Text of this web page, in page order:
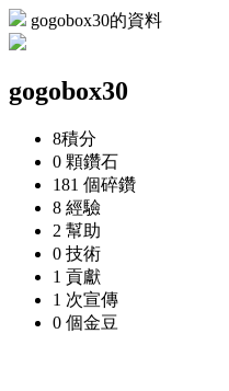
gogobox30的資料
gogobox30
8積分
0 顆鑽石
181 個碎鑽
8 經驗
2 幫助
0 技術
1 貢獻
1 次宣傳
0 個金豆